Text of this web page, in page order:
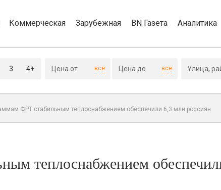
Коммерческая Зарубежная BN Газета Аналитика
3 4+ всё всё
ФРТ стабильным теплоснабжением обеспечили 6,3 млн россиян
теплоснабжением